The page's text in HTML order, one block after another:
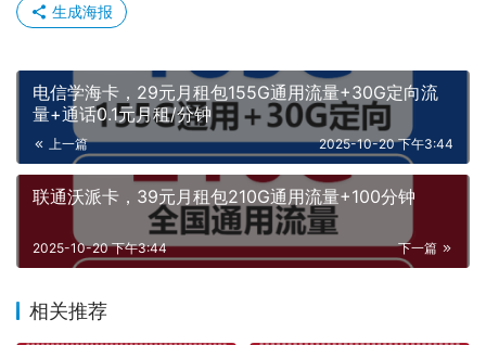
生成海报
电信学海卡，29元月租包155G通用流量+30G定向流
量+通话0.1元月租/分钟
上一篇 2025-10-20 下午3:44
联通沃派卡，39元月租包210G通用流量+100分钟
下一篇
2025-10-20 下午3:44
相关推荐